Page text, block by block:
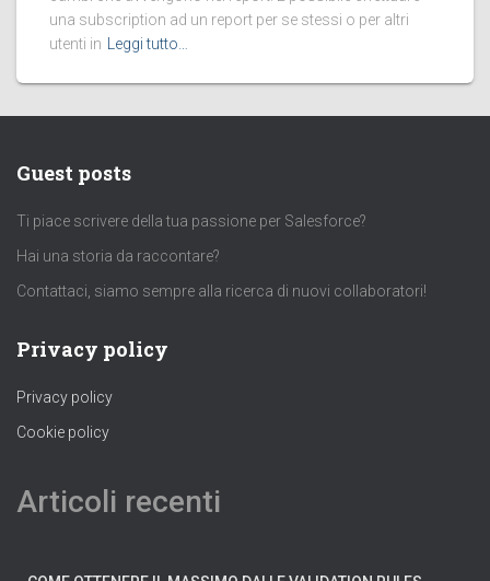
una subscription ad un report per se stessi o per altri
utenti in
Leggi tutto…
Guest posts
Ti piace scrivere della tua passione per Salesforce?
Hai una storia da raccontare?
Contattaci, siamo sempre alla ricerca di nuovi collaboratori!
Privacy policy
Privacy policy
Cookie policy
Articoli recenti